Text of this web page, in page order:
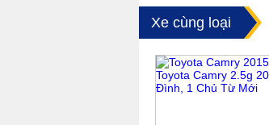
Xe cùng loại